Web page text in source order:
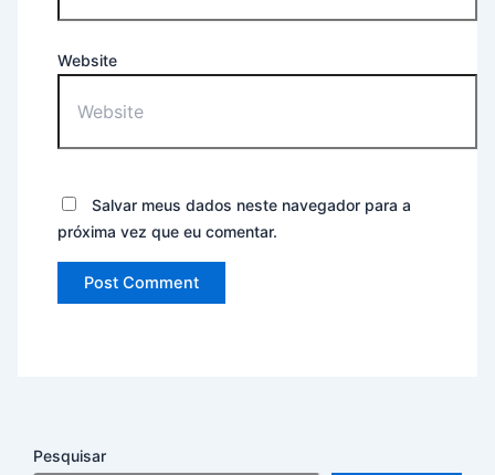
Website
Salvar meus dados neste navegador para a
próxima vez que eu comentar.
Pesquisar